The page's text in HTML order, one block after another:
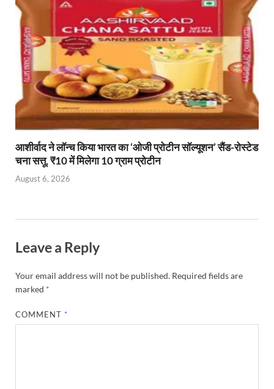
आशीर्वाद ने लॉन्च किया भारत का ‘ओजी प्रोटीन सॉल्यूशन’ सैंड-रोस्टेड
चना सत्तू, ₹10 में मिलेगा 10 ग्राम प्रोटीन
August 6, 2026
Leave a Reply
Your email address will not be published. Required fields are
marked *
COMMENT *